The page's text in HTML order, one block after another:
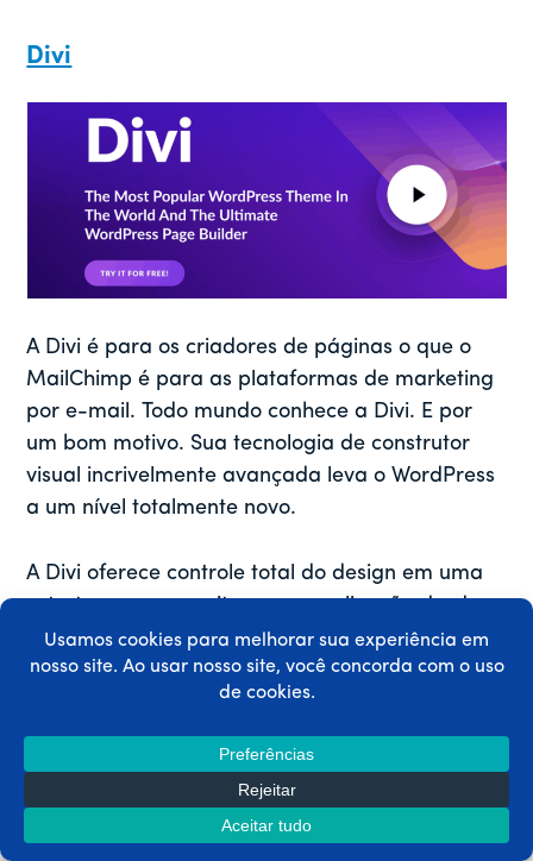
Divi
A Divi é para os criadores de páginas o que o
MailChimp é para as plataformas de marketing
por e-mail. Todo mundo conhece a Divi. E por
um bom motivo. Sua tecnologia de construtor
visual incrivelmente avançada leva o WordPress
a um nível totalmente novo.
A Divi oferece controle total do design em uma
início. Quer você seja um desenvolvedor iniciante
ou experiente, essa plataforma também levará
sua promoção da Black Friday a um nível
totalmente novo.
ConfiraDivi aqui.